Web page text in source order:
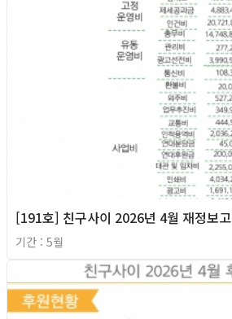
[191호] 친구사이 2026년 4월 재정보고
기간 : 5월